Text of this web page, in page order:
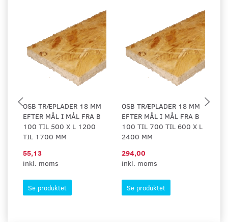
OSB TRÆPLADER 18 MM
EFTER MÅL I MÅL FRA B
100 TIL 500 X L 1200
TIL 1700 MM
55,13
inkl. moms
Se produktet
OSB TRÆPLADER 18 MM
EFTER MÅL I MÅL FRA B
100 TIL 700 TIL 600 X L
2400 MM
294,00
inkl. moms
Se produktet